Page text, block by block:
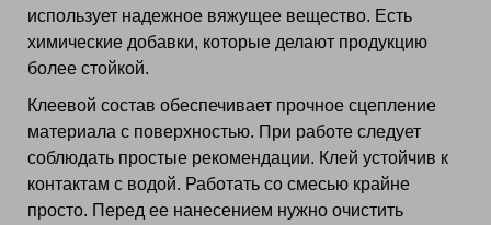
использует надежное вяжущее вещество. Есть
химические добавки, которые делают продукцию
более стойкой.
Клеевой состав обеспечивает прочное сцепление
материала с поверхностью. При работе следует
соблюдать простые рекомендации. Клей устойчив к
контактам с водой. Работать со смесью крайне
просто. Перед ее нанесением нужно очистить